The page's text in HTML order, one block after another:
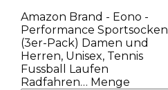
Amazon Brand - Eono -
Performance Sportsocken
(3er-Pack) Damen und
Herren, Unisex, Tennis
Fussball Laufen
Radfahren… Menge